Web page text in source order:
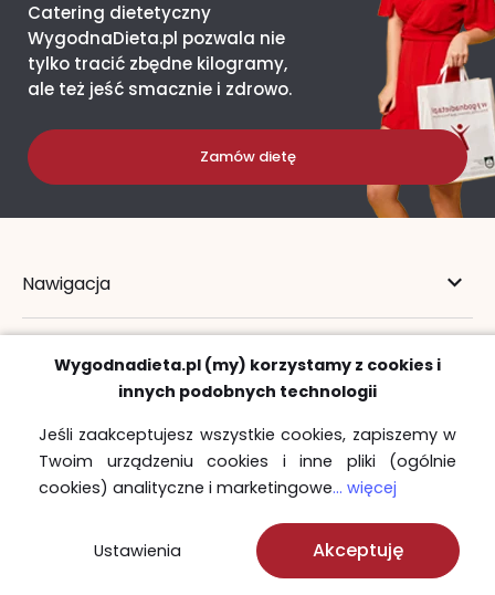
Catering dietetyczny
WygodnaDieta.pl pozwala nie
tylko tracić zbędne kilogramy,
ale też jeść smacznie i zdrowo.
Zamów dietę
Nawigacja
22 730 00 69
22 723 31 87
Wygodnadieta.pl (my) korzystamy z cookies i
innych podobnych technologii
Jeśli zaakceptujesz wszystkie cookies, zapiszemy w
Twoim urządzeniu cookies i inne pliki (ogólnie
cookies) analityczne i marketingowe... więcej
Ustawienia Akceptuję